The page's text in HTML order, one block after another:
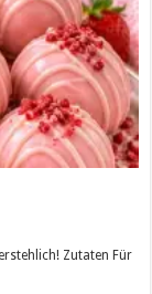
Zutaten Für